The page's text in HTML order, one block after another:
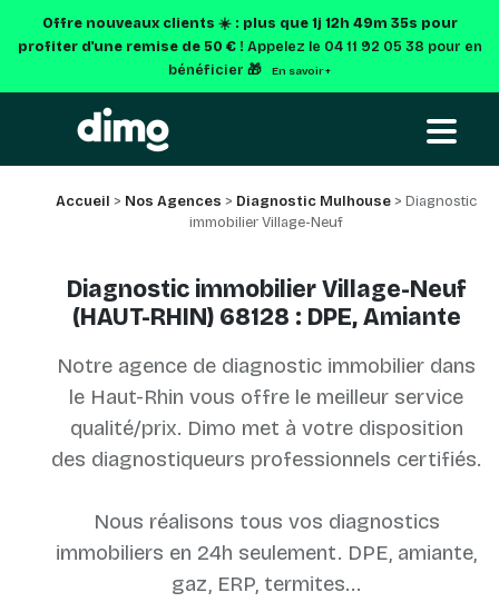
Offre nouveaux clients ☀️ : plus que 1j 12h 49m 34s pour
profiter d'une remise de 50 € ! Appelez le 04 11 92 05 38 pour en
bénéficier 🎁
En savoir +
Accueil > Nos Agences > Diagnostic Mulhouse> Diagnostic
immobilier Village-Neuf
Diagnostic immobilier Village-Neuf
(HAUT-RHIN) 68128 : DPE, Amiante
Notre agence de diagnostic immobilier dans
le Haut-Rhin vous offre le meilleur service
qualité/prix. Dimo met à votre disposition
des diagnostiqueurs professionnels certifiés.
Nous réalisons tous vos diagnostics
immobiliers en 24h seulement. DPE, amiante,